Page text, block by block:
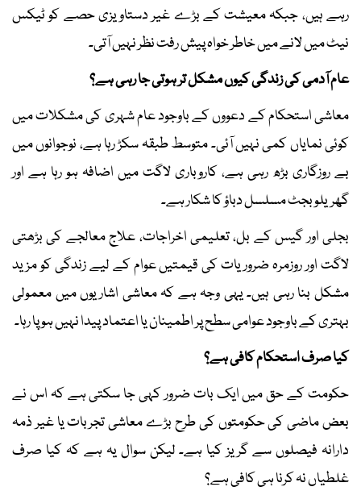
رہے ہیں، جبکہ معیشت کے بڑے غیر دستاویزی حصے کو ٹیکس
نیٹ میں لانے میں خاطر خواہ پیش رفت نظر نہیں آتی۔
عام آدمی کی زندگی کیوں مشکل تر ہوتی جا رہی ہے؟
معاشی استحکام کے دعووں کے باوجود عام شہری کی مشکلات میں
کوئی نمایاں کمی نہیں آئی۔ متوسط طبقہ سکڑ رہا ہے، نوجوانوں میں
بے روزگاری بڑھ رہی ہے، کاروباری لاگت میں اضافہ ہو رہا ہے اور
گھریلو بجٹ مسلسل دباؤ کا شکار ہے۔
بجلی اور گیس کے بل، تعلیمی اخراجات، علاج معالجے کی بڑھتی
لاگت اور روزمرہ ضروریات کی قیمتیں عوام کے لیے زندگی کو مزید
مشکل بنا رہی ہیں۔ یہی وجہ ہے کہ معاشی اشاریوں میں معمولی
بہتری کے باوجود عوامی سطح پر اطمینان یا اعتماد پیدا نہیں ہو پا رہا۔
کیا صرف استحکام کافی ہے؟
حکومت کے حق میں ایک بات ضرور کہی جا سکتی ہے کہ اس نے
بعض ماضی کی حکومتوں کی طرح بڑے معاشی تجربات یا غیر ذمہ
دارانہ فیصلوں سے گریز کیا ہے۔ لیکن سوال یہ ہے کہ کیا صرف
غلطیاں نہ کرنا ہی کافی ہے؟